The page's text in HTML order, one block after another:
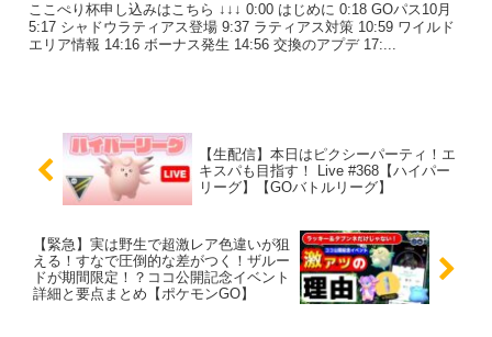
ここぺり杯申し込みはこちら ↓↓↓ 0:00 はじめに 0:18 GOパス10月
5:17 シャドウラティアス登場 9:37 ラティアス対策 10:59 ワイルド
エリア情報 14:16 ボーナス発生 14:56 交換のアプデ 17:...
【生配信】本日はピクシーパーティ！エ
キスパも目指す！ Live #368【ハイパー
リーグ】【GOバトルリーグ】
【緊急】実は野生で超激レア色違いが狙
える！すなで圧倒的な差がつく！ザルー
ドが期間限定！？ココ公開記念イベント
詳細と要点まとめ【ポケモンGO】